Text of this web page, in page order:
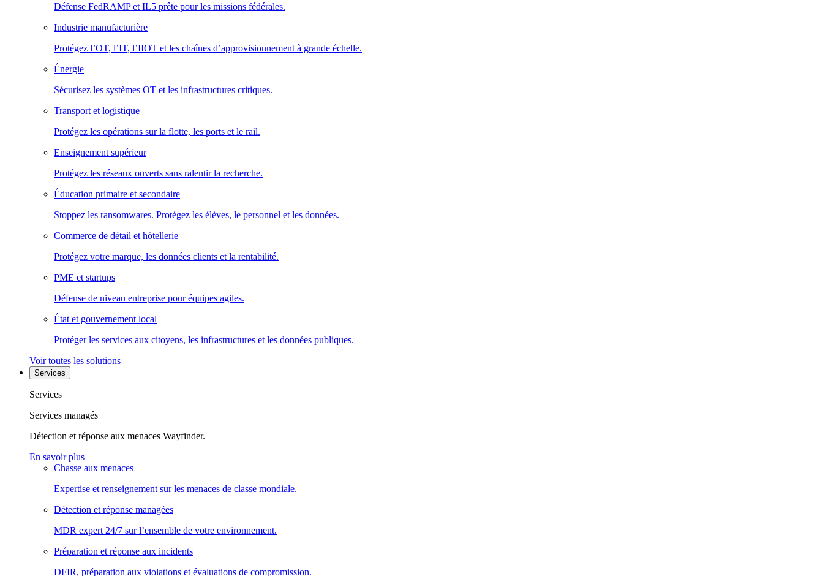
Défense FedRAMP et IL5 prête pour les missions fédérales.
Industrie manufacturière
Protégez l’OT, l’IT, l’IIOT et les chaînes d’approvisionnement à grande échelle.
Énergie
Sécurisez les systèmes OT et les infrastructures critiques.
Transport et logistique
Protégez les opérations sur la flotte, les ports et le rail.
Enseignement supérieur
Protégez les réseaux ouverts sans ralentir la recherche.
Éducation primaire et secondaire
Stoppez les ransomwares. Protégez les élèves, le personnel et les données.
Commerce de détail et hôtellerie
Protégez votre marque, les données clients et la rentabilité.
PME et startups
Défense de niveau entreprise pour équipes agiles.
État et gouvernement local
Protéger les services aux citoyens, les infrastructures et les données publiques.
Voir toutes les solutions
Services
Services
Services managés
Détection et réponse aux menaces Wayfinder.
En savoir plus
Chasse aux menaces
Expertise et renseignement sur les menaces de classe mondiale.
Détection et réponse managées
MDR expert 24/7 sur l’ensemble de votre environnement.
Préparation et réponse aux incidents
DFIR, préparation aux violations et évaluations de compromission.